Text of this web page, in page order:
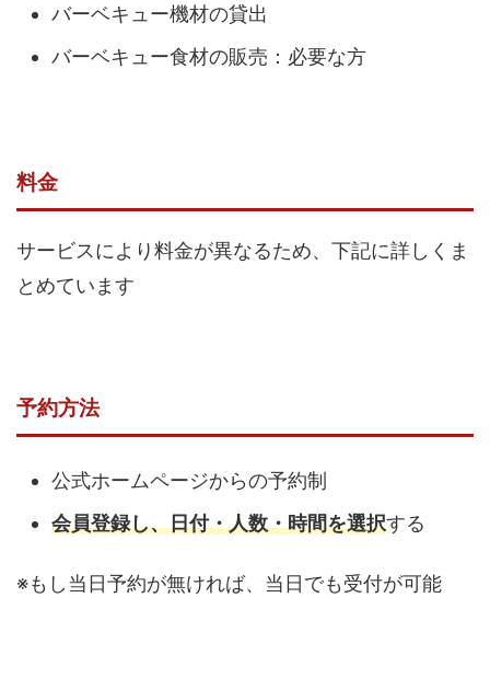
バーベキュー機材の貸出
バーベキュー食材の販売：必要な方
料金
サービスにより料金が異なるため、下記に詳しくま
とめています
予約方法
公式ホームページからの予約制
会員登録し、日付・人数・時間を選択する
※もし当日予約が無ければ、当日でも受付が可能